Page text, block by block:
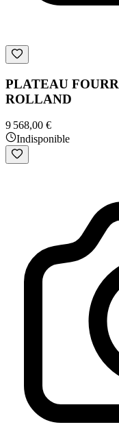
PLATEAU
ROLLAND
9 568,00 €
Indisponible